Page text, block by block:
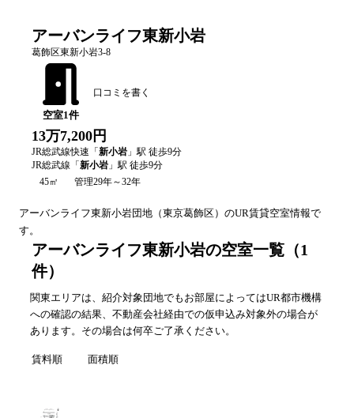
アーバンライフ東新小岩
葛飾区東新小岩3-8
空室1件
口コミを書く
13万7,200円
JR総武線快速 「新小岩 」駅 徒歩9分
JR総武線 「新小岩 」駅 徒歩9分
45㎡
管理29年～32年
アーバンライフ東新小岩団地（東京葛飾区）のUR賃貸空室情報で
す。
アーバンライフ東新小岩の空室一覧 （1
件）
関東エリアは、紹介対象団地でもお部屋によってはUR都市機構
への確認の結果、不動産会社経由での仮申込み対象外の場合が
あります。その場合は何卒ご了承ください。
賃料順 面積順